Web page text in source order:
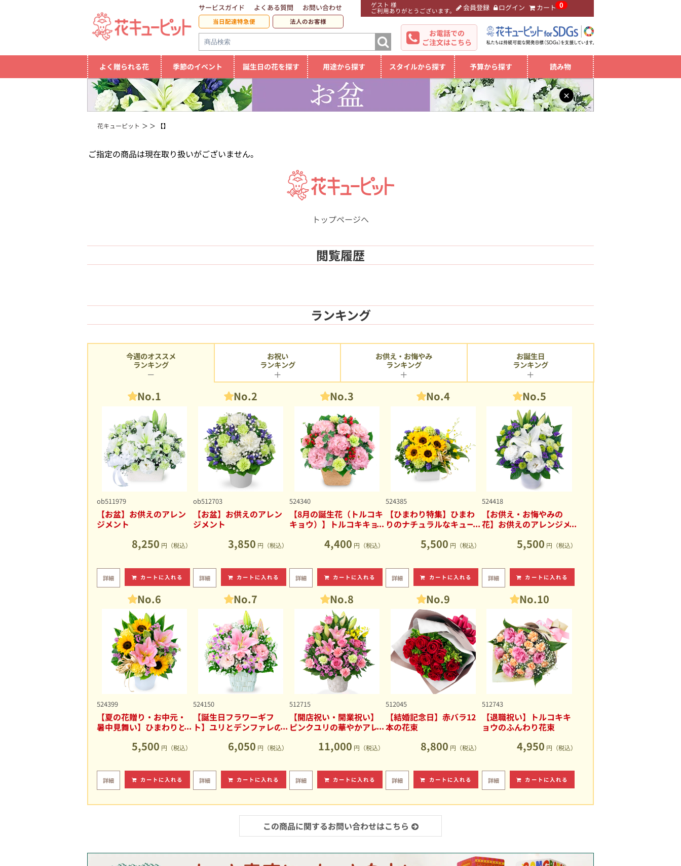
ゲスト 様
ご利用ありがとうございます。 会員登録 ログイン カート 0
サービスガイド よくある質問 お問い合わせ
当日配達特急便 法人のお客様
お電話での
ご注文はこちら
よく贈られる花 季節のイベント 誕生日の花を探す 用途から探す スタイルから探す 予算から探す 読み物
×
花キューピット 【】
ご指定の商品は現在取り扱いがございません。
トップページへ
閲覧履歴
ランキング
今週のオススメ
ランキング
No.1
ob511979
【お盆】お供えのアレン
ジメント
8,250 円（税込）
詳細 カートに入れる
No.2
ob512703
【お盆】お供えのアレン
ジメント
3,850 円（税込）
詳細 カートに入れる
No.3
524340
【8月の誕生花（トルコキ
キョウ）】トルコキキョ
4,400 円（税込）
詳細 カートに入れる
No.4
524385
【ひまわり特集】ひまわ
りのナチュラルなキュー
5,500 円（税込）
詳細 カートに入れる
No.5
524418
【お供え・お悔やみの
花】お供えのアレンジメ
5,500 円（税込）
詳細 カートに入れる
No.6
524399
【夏の花贈り・お中元・
暑中見舞い】ひまわりと
5,500 円（税込）
詳細 カートに入れる
No.7
524150
【誕生日フラワーギフ
ト】ユリとデンファレの
6,050 円（税込）
詳細 カートに入れる
No.8
512715
【開店祝い・開業祝い】
ピンクユリの華やかアレ
11,000 円（税込）
詳細 カートに入れる
No.9
512045
【結婚記念日】赤バラ12
本の花束
8,800 円（税込）
詳細 カートに入れる
No.10
512743
【退職祝い】トルコキキ
ョウのふんわり花束
4,950 円（税込）
詳細 カートに入れる
お祝い
ランキング
お供え・お悔やみ
ランキング
お誕生日
ランキング
この商品に関するお問い合わせはこちら